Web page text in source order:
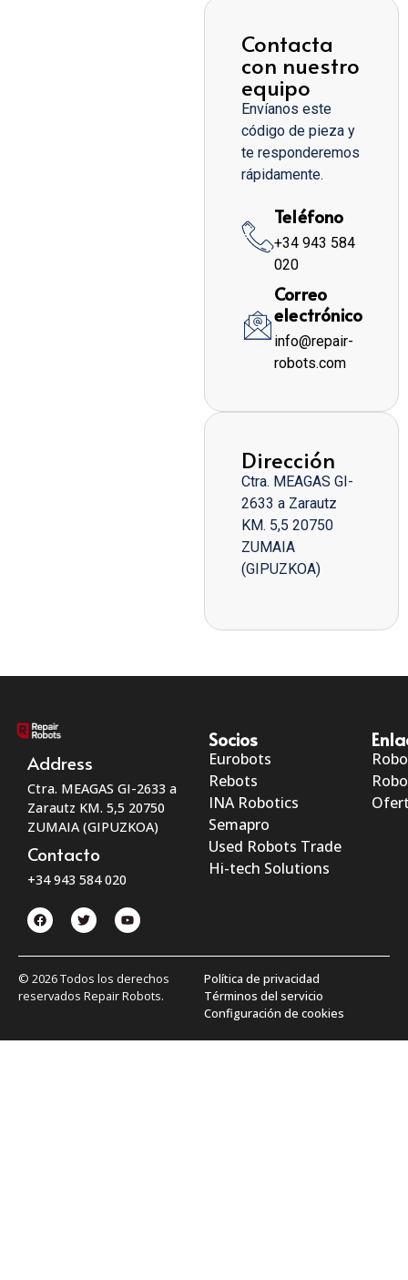
Contacta
con nuestro
equipo
Envíanos este
código de pieza y
te responderemos
rápidamente.
Teléfono
+34 943 584
020
Correo
electrónico
info@repair-
robots.com
Dirección
Ctra. MEAGAS GI-
2633 a Zarautz
KM. 5,5 20750
ZUMAIA
(GIPUZKOA)
Address
Ctra. MEAGAS GI-2633 a
Zarautz KM. 5,5 20750
ZUMAIA (GIPUZKOA)
Contacto
+34 943 584 020
Socios
Eurobots
Rebots
INA Robotics
Semapro
Used Robots Trade
Hi-tech Solutions
© 2026 Todos los derechos
reservados Repair Robots.
Política de privacidad
Términos del servicio
Configuración de cookies